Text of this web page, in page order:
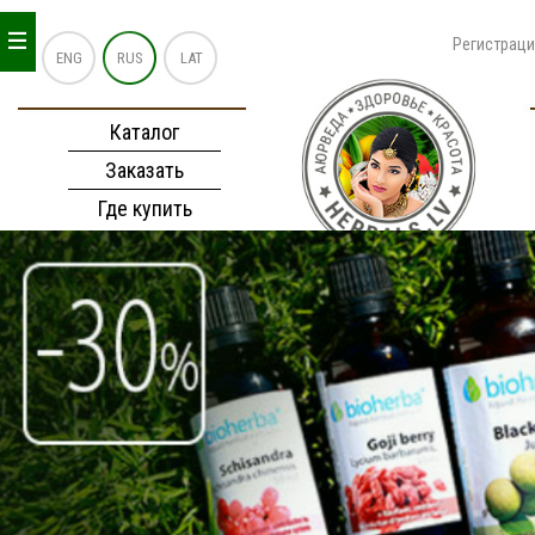
ENG RUS LAT
Каталог
Заказать
Где купить
_
_
_